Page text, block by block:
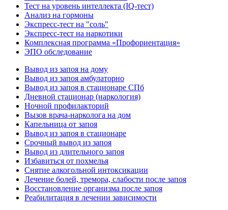
Тест на уровень интеллекта (IQ-тест)
Анализ на гормоны
Экспресс-тест на "соль"
Экспресс-тест на наркотики
Комплексная программа «Профориентация»
ЭПО обследование
Вывод из запоя на дому
Вывод из запоя амбулаторно
Вывод из запоя в стационаре СПб
Дневной стационар (наркология)
Ночной профилакторий
Вызов врача-нарколога на дом
Капельница от запоя
Вывод из запоя в стационаре
Срочный вывод из запоя
Вывод из длительного запоя
Избавиться от похмелья
Снятие алкогольной интоксикации
Лечение болей, тремора, слабости после запоя
Восстановление организма после запоя
Реабилитация в лечении зависимости